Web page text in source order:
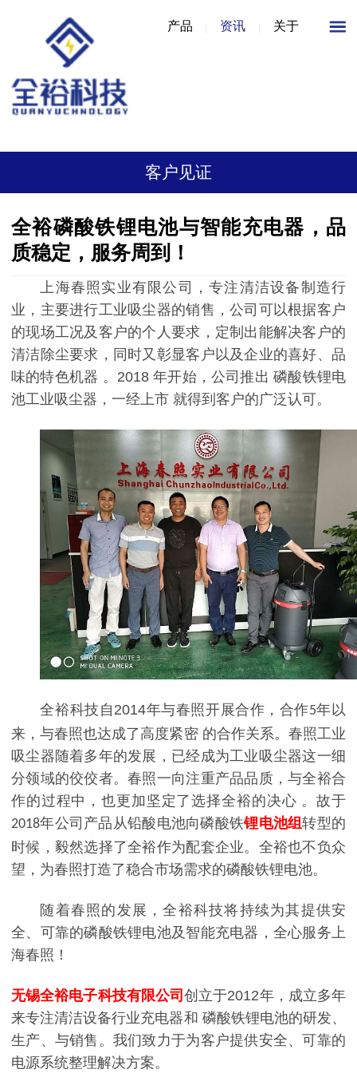
产品 资讯 关于
客户见证
全裕磷酸铁锂电池与智能充电器，品
质稳定，服务周到！
上海春照实业有限公司
，专注清洁设备制造行
业，主要进行工业吸尘器的销售，公司可以根据客户
的现场工况及客户的个人要求，定制出能解决客户的
清洁除尘要求，同时又彰显客户以及企业的喜好、品
味的特色机器 。 2018年开始，公司推出 磷酸铁锂电
池工业吸尘器，一经上市 就得到客户的广泛认可。
全裕科技自 2014年与春照开展合作，合作5年以
来，与春照也达成了高度紧密 的合作关系。春照工业
吸尘器随着多年的发展，已经成为工业吸尘器这一细
分领域的佼佼者。春照一向注重产品品质，与全裕合
作的过程中，也更加坚定了选择全裕的决心 。故于
2018年公司产品从铅酸电池向磷酸铁锂电池组转型的
时候，毅然选择了全裕作为配套企业。全裕也不负众
望，为春照打造了稳合市场需求的磷酸铁锂电池。
随着春照的发展，全裕科技将持续为其提供安
全、可靠的磷酸铁锂电池及智能充电器，全心服务上
海春照！
无锡全裕电子科技有限公司创立于2012年，成立多年
来专注清洁设备行业充电器和 磷酸铁锂电池的研发、
生产、与销售。我们致力于为客户提供安全、可靠的
电源系统整理解决方案。